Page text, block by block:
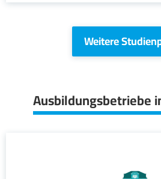
Weitere
Ausbildungsbetriebe